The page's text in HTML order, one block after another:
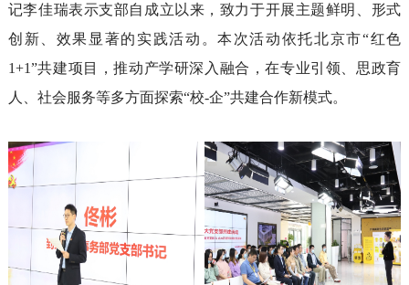
记李佳瑞表示支部自 成立 以来 ， 致力于开展主题鲜明、形式
创新、效果显著的实践活动。本次活动依托北京市“红色
1+1”共建项目，推动产学研深入融合，在专业引领 、思政育
人、社会服务等多方面探索“校-企”共建合作新模式。